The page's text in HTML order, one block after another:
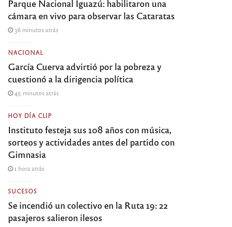
Parque Nacional Iguazú: habilitaron una
cámara en vivo para observar las Cataratas
36 minutos atrás
NACIONAL
García Cuerva advirtió por la pobreza y
cuestionó a la dirigencia política
45 minutos atrás
HOY DÍA CLIP
Instituto festeja sus 108 años con música,
sorteos y actividades antes del partido con
Gimnasia
1 hora atrás
SUCESOS
Se incendió un colectivo en la Ruta 19: 22
pasajeros salieron ilesos